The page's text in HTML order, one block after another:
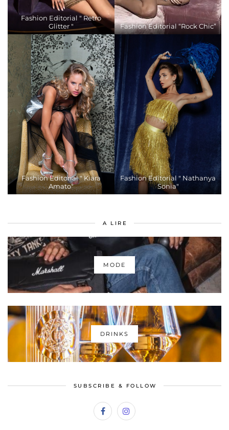
Fashion Editorial " Retro
Glitter "
Fashion Editorial “Rock Chic”
Fashion Editorial " Kiara
Amato"
Fashion Editorial " Nathanya
Sonia"
A LIRE
MODE
DRINKS
SUBSCRIBE & FOLLOW